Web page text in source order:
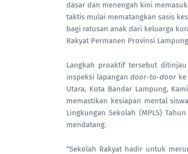
dasar dan menengah kini
taktis mulai mematangkan sasis
bagi ratusan anak dari keluarga
Rakyat Permanen Provinsi
Langkah proaktif tersebut
inspeksi lapangan door-to-door
Utara, Kota Bandar Lampung,
memastikan kesiapan mental
Lingkungan Sekolah (MPLS)
mendatang.
“Sekolah Rakyat hadir untuk